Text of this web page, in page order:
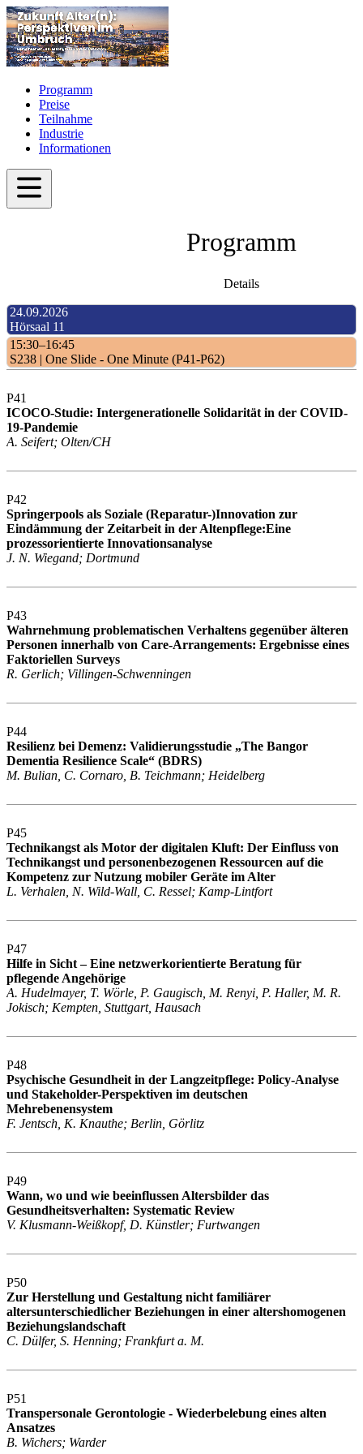
Programm
Preise
Teilnahme
Industrie
Informationen
Programm
Details
24.09.2026
Hörsaal 11
15:30–16:45
S238 | One Slide - One Minute (P41-P62)
P41
ICOCO-Studie: Intergenerationelle Solidarität in der COVID-
19-Pandemie
A. Seifert; Olten/CH
P42
Springerpools als Soziale (Reparatur-)Innovation zur
Eindämmung der Zeitarbeit in der Altenpflege:Eine
prozessorientierte Innovationsanalyse
J. N. Wiegand; Dortmund
P43
Wahrnehmung problematischen Verhaltens gegenüber älteren
Personen innerhalb von Care-Arrangements: Ergebnisse eines
Faktoriellen Surveys
R. Gerlich; Villingen-Schwenningen
P44
Resilienz bei Demenz: Validierungsstudie „The Bangor
Dementia Resilience Scale“ (BDRS)
M. Bulian, C. Cornaro, B. Teichmann; Heidelberg
P45
Technikangst als Motor der digitalen Kluft: Der Einfluss von
Technikangst und personenbezogenen Ressourcen auf die
Kompetenz zur Nutzung mobiler Geräte im Alter
L. Verhalen, N. Wild-Wall, C. Ressel; Kamp-Lintfort
P47
Hilfe in Sicht – Eine netzwerkorientierte Beratung für
pflegende Angehörige
A. Hudelmayer, T. Wörle, P. Gaugisch, M. Renyi, P. Haller, M. R.
Jokisch; Kempten, Stuttgart, Hausach
P48
Psychische Gesundheit in der Langzeitpflege: Policy-Analyse
und Stakeholder-Perspektiven im deutschen
Mehrebenensystem
F. Jentsch, K. Knauthe; Berlin, Görlitz
P49
Wann, wo und wie beeinflussen Altersbilder das
Gesundheitsverhalten: Systematic Review
V. Klusmann-Weißkopf, D. Künstler; Furtwangen
P50
Zur Herstellung und Gestaltung nicht familiärer
altersunterschiedlicher Beziehungen in einer altershomogenen
Beziehungslandschaft
C. Dülfer, S. Henning; Frankfurt a. M.
P51
Transpersonale Gerontologie - Wiederbelebung eines alten
Ansatzes
B. Wichers; Warder